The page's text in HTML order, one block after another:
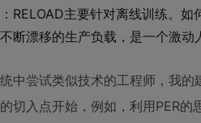
：RELOAD主要针对离线训练。
断漂移的生产负载，是一个激动
中尝试类似技术的工程师，我的
切入点开始，例如，利用PER